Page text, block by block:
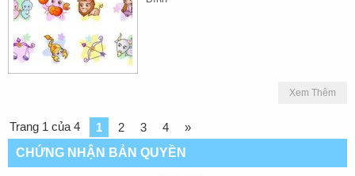
Xem Thêm
Trang 1 của 4 1 2 3 4
»
CHỨNG NHẬN BẢN QUYỀN